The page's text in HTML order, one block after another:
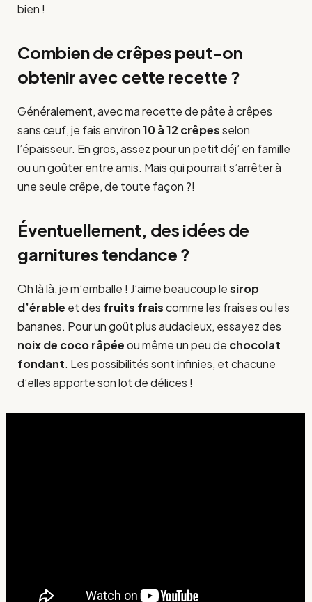
bien !
Combien de crêpes peut-on
obtenir avec cette recette ?
Généralement, avec ma recette de pâte à crêpes
sans œuf, je fais environ10 à 12 crêpesselon
l’épaisseur. En gros, assez pour un petit déj’ en famille
ou un goûter entre amis. Mais qui pourrait s’arrêter à
une seule crêpe, de toute façon ?!
Éventuellement, des idées de
garnitures tendance ?
Oh là là, je m’emballe ! J’aime beaucoup lesirop
d’érable et des fruits fraiscomme les fraises ou les
bananes. Pour un goût plus audacieux, essayez des
noix de coco râpéeou même un peu de chocolat
fondant. Les possibilités sont infinies, et chacune
d’elles apporte son lot de délices !